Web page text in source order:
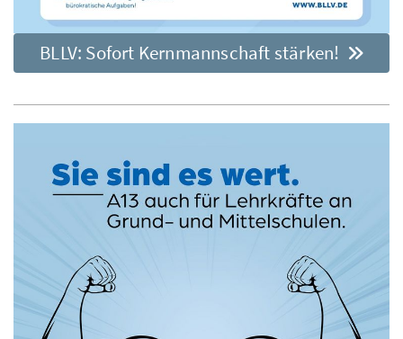
BLLV: Sofort Kernmannschaft stärken!